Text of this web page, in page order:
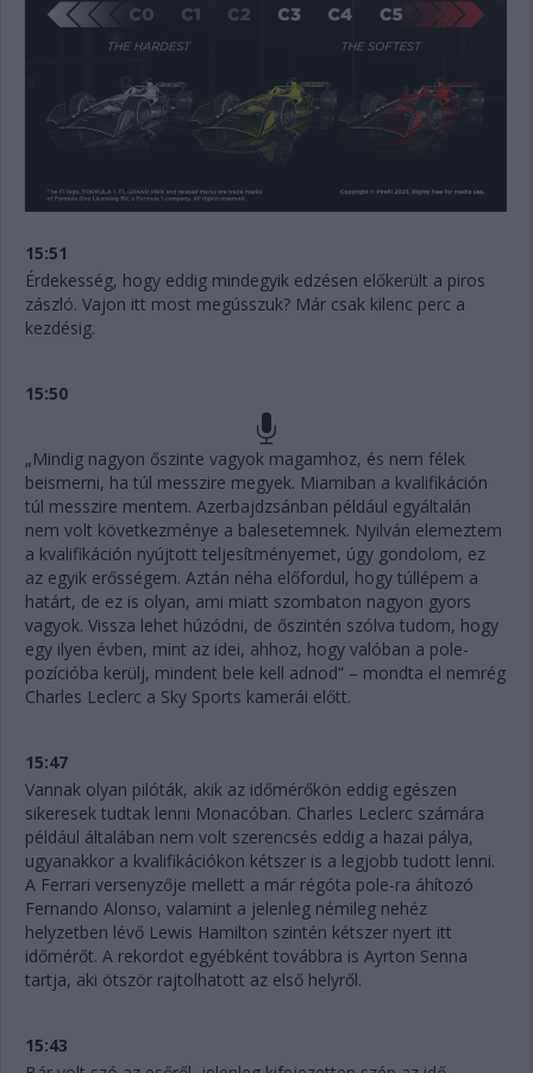
15:51
Érdekesség, hogy eddig mindegyik edzésen előkerült a piros
zászló. Vajon itt most megússzuk? Már csak kilenc perc a
kezdésig.
15:50
„Mindig nagyon őszinte vagyok magamhoz, és nem félek
beismerni, ha túl messzire megyek. Miamiban a kvalifikáción
túl messzire mentem. Azerbajdzsánban például egyáltalán
nem volt következménye a balesetemnek. Nyilván elemeztem
a kvalifikáción nyújtott teljesítményemet, úgy gondolom, ez
az egyik erősségem. Aztán néha előfordul, hogy túllépem a
határt, de ez is olyan, ami miatt szombaton nagyon gyors
vagyok. Vissza lehet húzódni, de őszintén szólva tudom, hogy
egy ilyen évben, mint az idei, ahhoz, hogy valóban a pole-
pozícióba kerülj, mindent bele kell adnod” – mondta el nemrég
Charles Leclerc a Sky Sports kamerái előtt.
15:47
Vannak olyan pilóták, akik az időmérőkön eddig egészen
sikeresek tudtak lenni Monacóban. Charles Leclerc számára
például általában nem volt szerencsés eddig a hazai pálya,
ugyanakkor a kvalifikációkon kétszer is a legjobb tudott lenni.
A Ferrari versenyzője mellett a már régóta pole-ra áhítozó
Fernando Alonso, valamint a jelenleg némileg nehéz
helyzetben lévő Lewis Hamilton szintén kétszer nyert itt
időmérőt. A rekordot egyébként továbbra is Ayrton Senna
tartja, aki ötször rajtolhatott az első helyről.
15:43